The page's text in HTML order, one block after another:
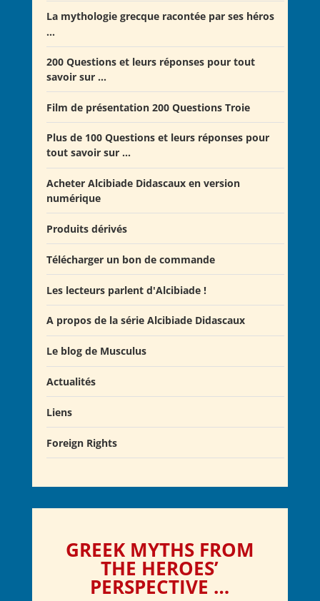
Offre "Tout savoir sur la guerre de Troie!"
Offre Spéciale Moyen Âge
Offre 5 volumes + cadeau
Offre Spéciale Latinistes
Offre Spéciale “De la fin de la République romaine à
la fondation de l’Empire”
Offre Collection complète Alcibiade Didascaux
La mythologie grecque racontée par ses héros
...
200 Questions et leurs réponses pour tout
savoir sur ...
Film de présentation 200 Questions Troie
Plus de 100 Questions et leurs réponses pour
tout savoir sur ...
Acheter Alcibiade Didascaux en version
numérique
Produits dérivés
Télécharger un bon de commande
Les lecteurs parlent d'Alcibiade !
Les lecteurs en parlent - Livre d'0r
Flipbook Exposé Alcibiade Didascaux
A propos de la série Alcibiade Didascaux
Le blog de Musculus
Actualités
Actualités
Salons du Livre
Liens
Foreign Rights
GREEK MYTHS FROM
THE HEROES’
PERSPECTIVE …